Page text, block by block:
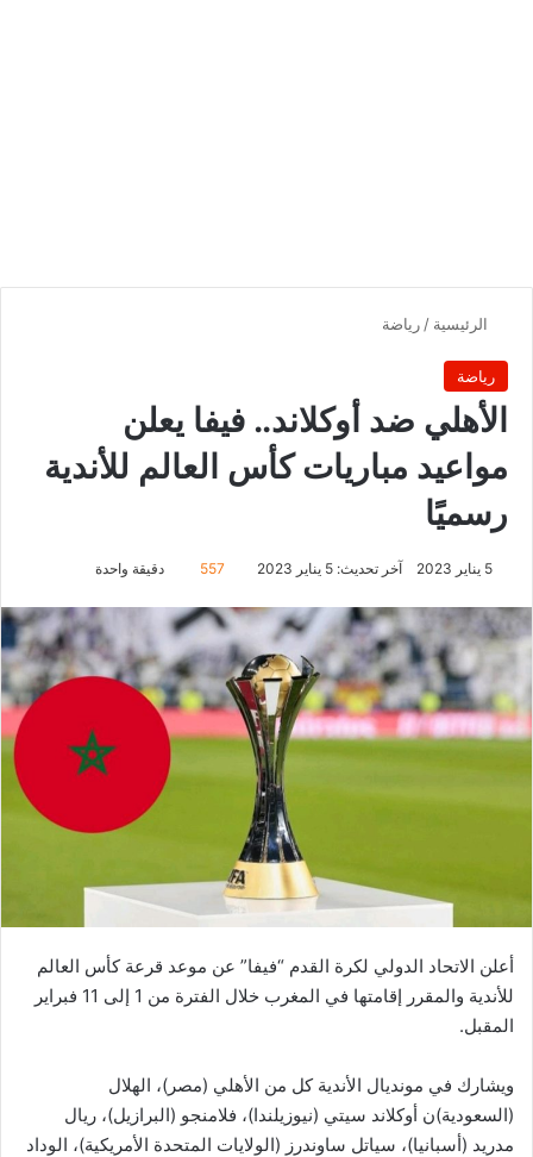
الرئيسية / رياضة
رياضة
الأهلي ضد أوكلاند.. فيفا يعلن
مواعيد مباريات كأس العالم للأندية
رسميًا
5 يناير 2023 آخر تحديث: 5 يناير 2023 557 دقيقة واحدة
أعلن الاتحاد الدولي لكرة القدم “فيفا” عن موعد قرعة كأس العالم
للأندية والمقرر إقامتها في المغرب خلال الفترة من 1 إلى 11 فبراير
المقبل.
ويشارك في مونديال الأندية كل من الأهلي (مصر)، الهلال
(السعودية)ن أوكلاند سيتي (نيوزيلندا)، فلامنجو (البرازيل)، ريال
مدريد (أسبانيا)، سياتل ساوندرز (الولايات المتحدة الأمريكية)، الوداد